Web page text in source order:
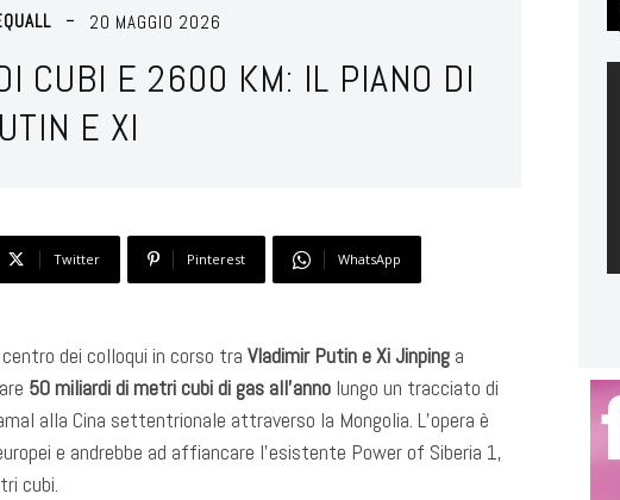
20 MAGGIO 2026
CUBI E 2600 KM: IL PIANO DI
E XI
Twitter Pinterest WhatsApp
dei colloqui in corso tra Vladimir Putin e Xi Jinping a
50 miliardi di metri cubi di gas all’anno lungo un tracciato di
alla Cina settentrionale attraverso la Mongolia. L’opera è
e andrebbe ad affiancare l’esistente Power of Siberia 1,
cubi.